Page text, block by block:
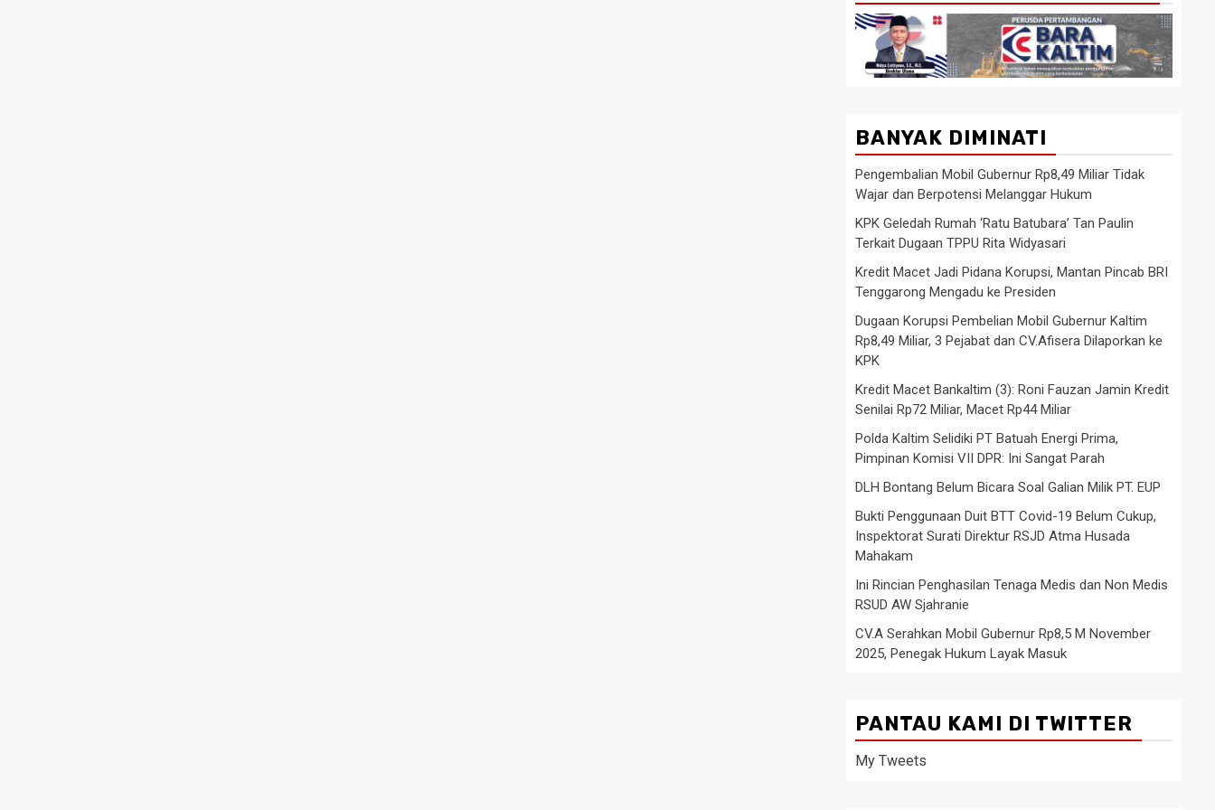
BANYAK DIMINATI
Pengembalian Mobil Gubernur Rp8,49 Miliar Tidak
Wajar dan Berpotensi Melanggar Hukum
KPK Geledah Rumah ‘Ratu Batubara’ Tan Paulin
Terkait Dugaan TPPU Rita Widyasari
Kredit Macet Jadi Pidana Korupsi, Mantan Pincab BRI
Tenggarong Mengadu ke Presiden
Dugaan Korupsi Pembelian Mobil Gubernur Kaltim
Rp8,49 Miliar, 3 Pejabat dan CV.Afisera Dilaporkan ke
KPK
Kredit Macet Bankaltim (3): Roni Fauzan Jamin Kredit
Senilai Rp72 Miliar, Macet Rp44 Miliar
Polda Kaltim Selidiki PT Batuah Energi Prima,
Pimpinan Komisi VII DPR: Ini Sangat Parah
DLH Bontang Belum Bicara Soal Galian Milik PT. EUP
Bukti Penggunaan Duit BTT Covid-19 Belum Cukup,
Inspektorat Surati Direktur RSJD Atma Husada
Mahakam
Ini Rincian Penghasilan Tenaga Medis dan Non Medis
RSUD AW Sjahranie
CV.A Serahkan Mobil Gubernur Rp8,5 M November
2025, Penegak Hukum Layak Masuk
PANTAU KAMI DI TWITTER
My Tweets